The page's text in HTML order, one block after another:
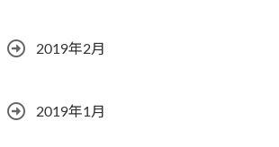
2019年2月
2019年1月